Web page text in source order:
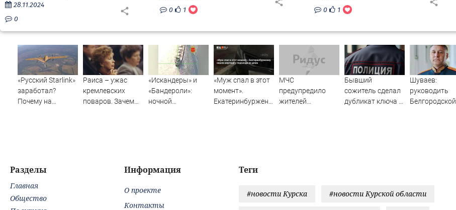
28.11.2024
0
0
1
0
1
«Русский Starlink»
заработал?
Почему на
Раиса – ужас
кремлевских
поваров. Зачем
«Искандеры» и
«Бандероли»:
ночной
«Муж спал в этот
момент».
Екатеринбурженку
МЧС
предупредило
жителей
Бывший
сожитель сделал
дубликат ключа и
Шуваев:
руководить
Белгородской
Теги
#новости Курска #новости Курской области
Разделы
Главная
Общество
Информация
О проекте
Контакты